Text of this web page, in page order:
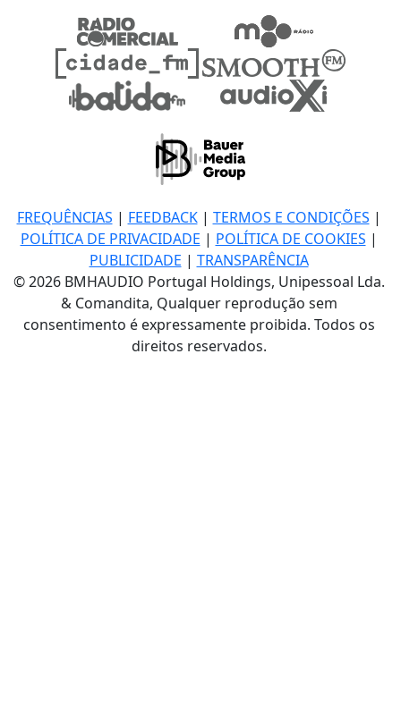
FREQUÊNCIAS | FEEDBACK| TERMOS E CONDIÇÕES |
POLÍTICA DE PRIVACIDADE | POLÍTICA DE COOKIES |
PUBLICIDADE | TRANSPARÊNCIA
© 2026 BMHAUDIO Portugal Holdings, Unipessoal Lda.
& Comandita, Qualquer reprodução sem
consentimento é expressamente proibida. Todos os
direitos reservados.